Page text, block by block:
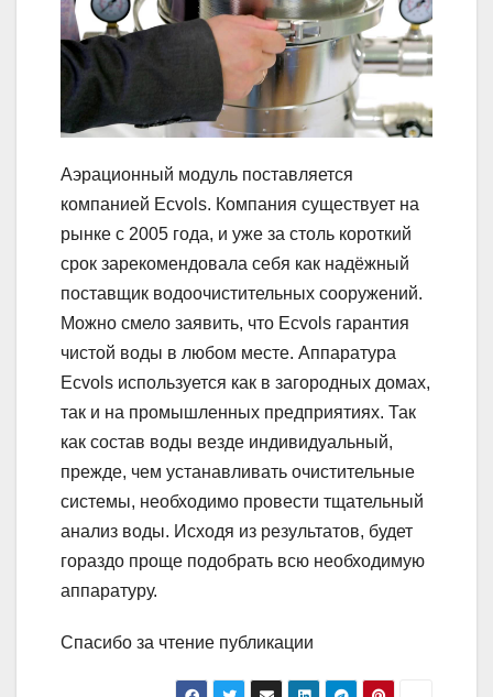
Аэрационный модуль поставляется
компанией Ecvols. Компания существует на
рынке с 2005 года, и уже за столь короткий
срок зарекомендовала себя как надёжный
поставщик водоочистительных сооружений.
Можно смело заявить, что Ecvols гарантия
чистой воды в любом месте. Аппаратура
Ecvols используется как в загородных домах,
так и на промышленных предприятиях. Так
как состав воды везде индивидуальный,
прежде, чем устанавливать очистительные
системы, необходимо провести тщательный
анализ воды. Исходя из результатов, будет
гораздо проще подобрать всю необходимую
аппаратуру.
Спасибо за чтение публикации